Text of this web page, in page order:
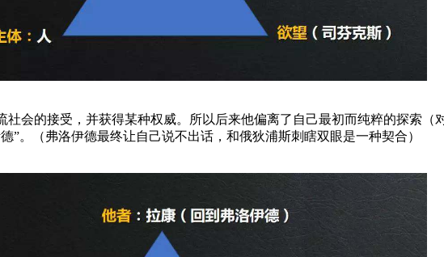
会的接受，并获得某种权威。所以后来他偏离了自己最初而纯粹的探索
。（弗洛伊德最终让自己说不出话，和俄狄浦斯刺瞎双眼是一种契合）